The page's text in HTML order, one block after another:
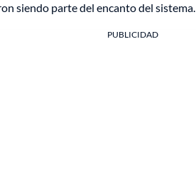
siendo parte del encanto del sistema.
PUBLICIDAD